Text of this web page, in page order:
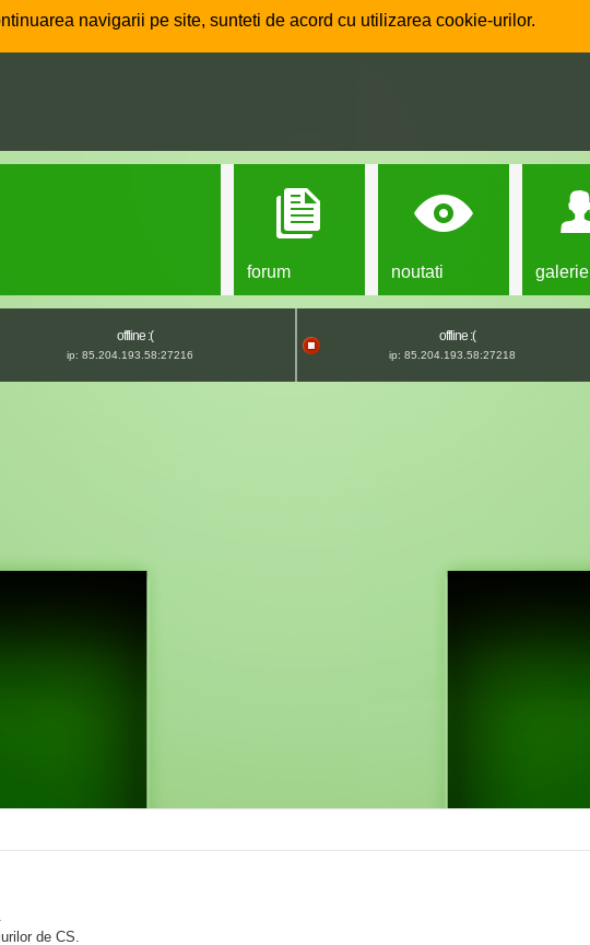
navigarii pe site, sunteti de acord cu utilizarea cookie-urilor.
forum noutati galerie
offline :(
ip: 85.204.193.58:27216
offline :(
ip: 85.204.193.58:27218
de CS.